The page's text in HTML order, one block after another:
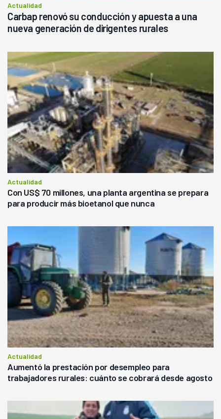
Actualidad
Carbap renovó su conducción y apuesta a una
nueva generación de dirigentes rurales
Actualidad
Con US$ 70 millones, una planta argentina se prepara
para producir más bioetanol que nunca
Actualidad
Aumentó la prestación por desempleo para
trabajadores rurales: cuánto se cobrará desde agosto